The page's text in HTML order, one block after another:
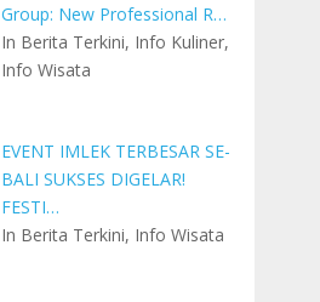
Group: New Professional R…
In Berita Terkini, Info Kuliner,
Info Wisata
EVENT IMLEK TERBESAR SE-
BALI SUKSES DIGELAR!
FESTI…
In Berita Terkini, Info Wisata